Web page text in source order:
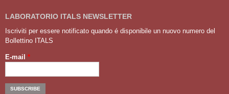
LABORATORIO ITALS NEWSLETTER
Iscriviti per essere notificato quando é disponibile un nuovo numero del
Bollettino ITALS
E-mail *